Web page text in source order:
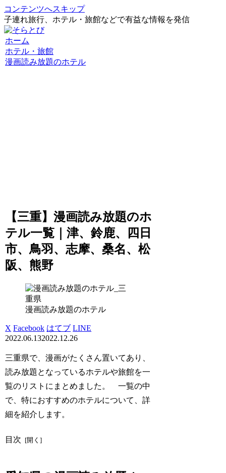
コンテンツへスキップ
子連れ旅行、ホテル・旅館などで有益な情報を発信
ホーム
ホテル・旅館
漫画読み放題のホテル
【三重】漫画読み放題のホ
テル一覧｜津、鈴鹿、四日
市、鳥羽、志摩、桑名、松
阪、熊野
漫画読み放題のホテル
X Facebook はてブ LINE
2022.06.132022.12.26
三重県で、漫画がたくさん置いてあり、
読み放題となっているホテルや旅館を一
覧のリストにまとめました。 一覧の中
で、特におすすめのホテルについて、詳
細を紹介します。
目次